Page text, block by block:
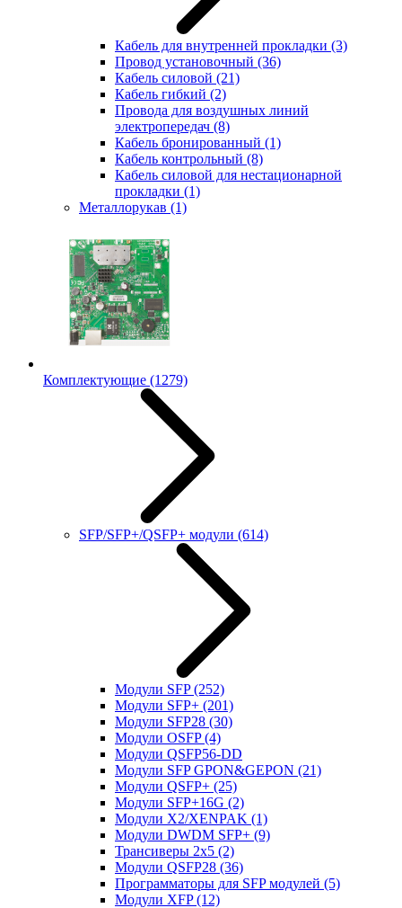
Кабель для внутренней прокладки (3)
Провод установочный (36)
Кабель силовой (21)
Кабель гибкий (2)
Провода для воздушных линий
электропередач (8)
Кабель бронированный (1)
Кабель контрольный (8)
Кабель силовой для нестационарной
прокладки (1)
Металлорукав (1)
Комплектующие (1279)
SFP/SFP+/QSFP+ модули (614)
Модули SFP(252)
Модули SFP+ (201)
Модули SFP28 (30)
Модули OSFP(4)
Модули QSFP56-DD
Модули SFP GPON&GEPON (21)
Модули QSFP+ (25)
Модули SFP+16G (2)
Модули X2/XENPAK (1)
Модули DWDM SFP+ (9)
Трансиверы 2x5 (2)
Модули QSFP28 (36)
Программаторы для SFP модулей (5)
Модули XFP(12)